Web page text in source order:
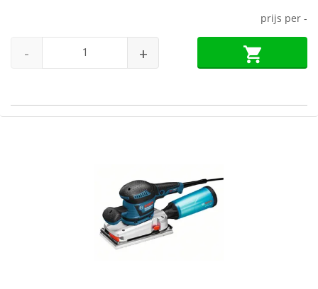
prijs per -
- +